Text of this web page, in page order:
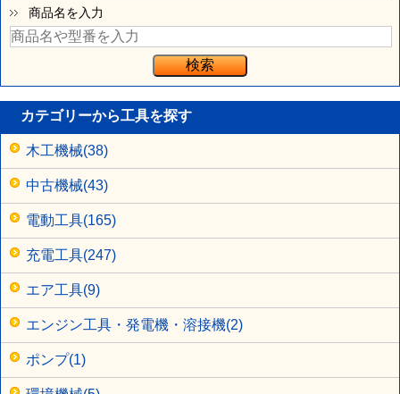
商品名を入力
カテゴリーから工具を探す
木工機械(38)
中古機械(43)
電動工具(165)
充電工具(247)
エア工具(9)
エンジン工具・発電機・溶接機(2)
ポンプ(1)